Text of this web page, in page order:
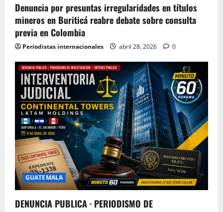
Denuncia por presuntas irregularidades en títulos
mineros en Buriticá reabre debate sobre consulta
previa en Colombia
Periodistas internacionales abril 28, 2026 0
GUATEMALA
DENUNCIA PUBLICA · PERIODISMO DE